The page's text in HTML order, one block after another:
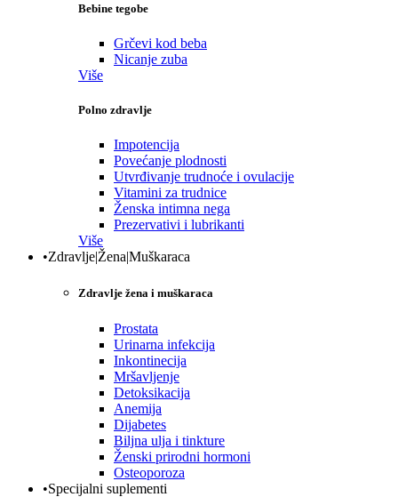
Bebine tegobe
Grčevi kod beba
Nicanje zuba
Više
Polno zdravlje
Impotencija
Povećanje plodnosti
Utvrđivanje trudnoće i ovulacije
Vitamini za trudnice
Ženska intimna nega
Prezervativi i lubrikanti
Više
•Zdravlje|Žena|Muškaraca
Zdravlje žena i muškaraca
Prostata
Urinarna infekcija
Inkontinecija
Mršavljenje
Detoksikacija
Anemija
Dijabetes
Biljna ulja i tinkture
Ženski prirodni hormoni
Osteoporoza
•Specijalni suplementi